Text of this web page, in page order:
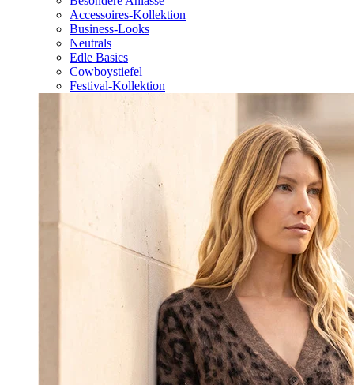
Accessoires-Kollektion
Business-Looks
Neutrals
Edle Basics
Cowboystiefel
Festival-Kollektion